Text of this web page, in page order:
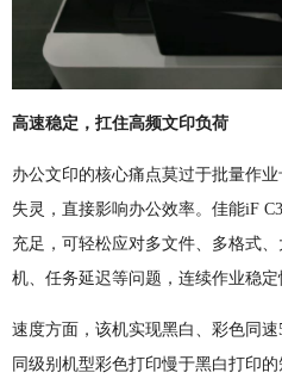
高速稳定，扛住高频文印负荷
办公文印的核心痛点莫过于批量作
失灵，直接影响办公效率。佳能iF
充足，可轻松应对多文件、多格式
机、任务延迟等问题，连续作业稳定
速度方面，该机实现黑白、彩色同
同级别机型彩色打印慢于黑白打印